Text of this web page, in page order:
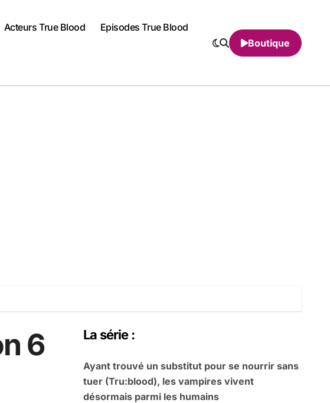
Acteurs True Blood Episodes True Blood
Boutique
6
La série :
Ayant trouvé un substitut pour se nourrir sans
tuer (Tru:blood), les vampires vivent
désormais parmi les humains